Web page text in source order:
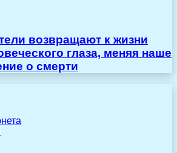
возвращают к жизни
глаза, меняя наше
о смерти